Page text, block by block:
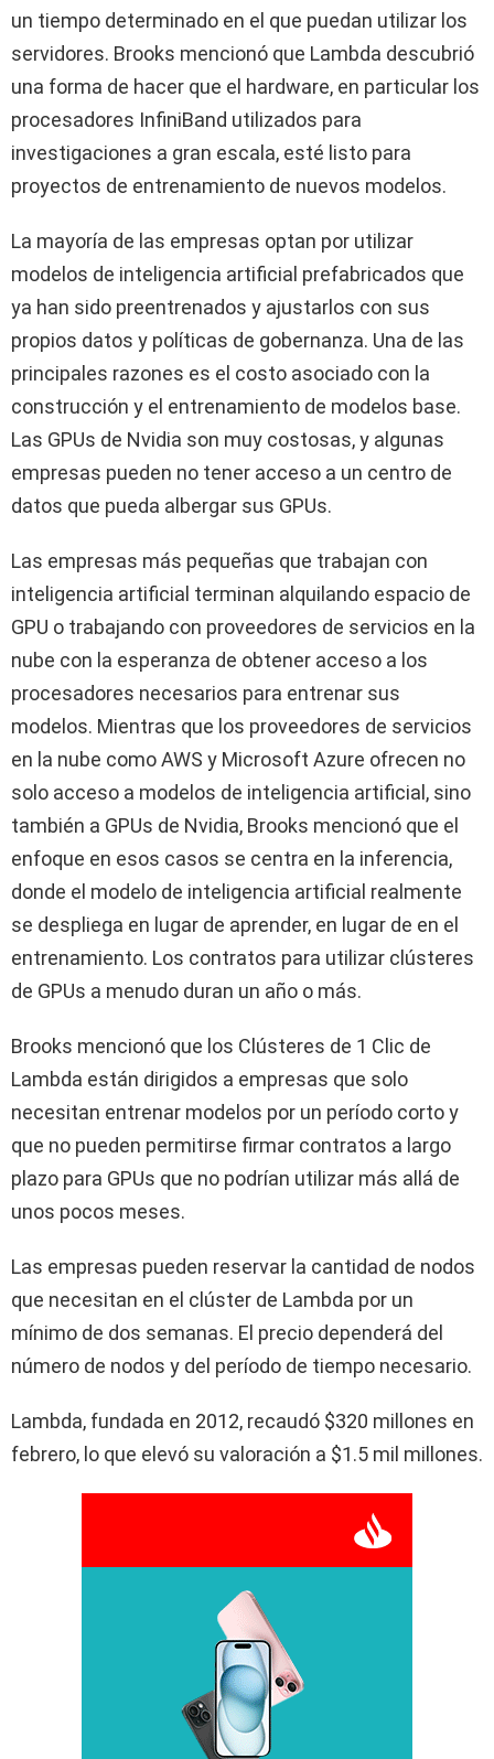
un tiempo determinado en el que puedan utilizar los
servidores. Brooks mencionó que Lambda descubrió
una forma de hacer que el hardware, en particular los
procesadores InfiniBand utilizados para
investigaciones a gran escala, esté listo para
proyectos de entrenamiento de nuevos modelos.
La mayoría de las empresas optan por utilizar
modelos de inteligencia artificial prefabricados que
ya han sido preentrenados y ajustarlos con sus
propios datos y políticas de gobernanza. Una de las
principales razones es el costo asociado con la
construcción y el entrenamiento de modelos base.
Las GPUs de Nvidia son muy costosas, y algunas
empresas pueden no tener acceso a un centro de
datos que pueda albergar sus GPUs.
Las empresas más pequeñas que trabajan con
inteligencia artificial terminan alquilando espacio de
GPU o trabajando con proveedores de servicios en la
nube con la esperanza de obtener acceso a los
procesadores necesarios para entrenar sus
modelos. Mientras que los proveedores de servicios
en la nube como AWS y Microsoft Azure ofrecen no
solo acceso a modelos de inteligencia artificial, sino
también a GPUs de Nvidia, Brooks mencionó que el
enfoque en esos casos se centra en la inferencia,
donde el modelo de inteligencia artificial realmente
se despliega en lugar de aprender, en lugar de en el
entrenamiento. Los contratos para utilizar clústeres
de GPUs a menudo duran un año o más.
Brooks mencionó que los Clústeres de 1 Clic de
Lambda están dirigidos a empresas que solo
necesitan entrenar modelos por un período corto y
que no pueden permitirse firmar contratos a largo
plazo para GPUs que no podrían utilizar más allá de
unos pocos meses.
Las empresas pueden reservar la cantidad de nodos
que necesitan en el clúster de Lambda por un
mínimo de dos semanas. El precio dependerá del
número de nodos y del período de tiempo necesario.
Lambda, fundada en 2012, recaudó $320 millones en
febrero, lo que elevó su valoración a $1.5 mil millones.